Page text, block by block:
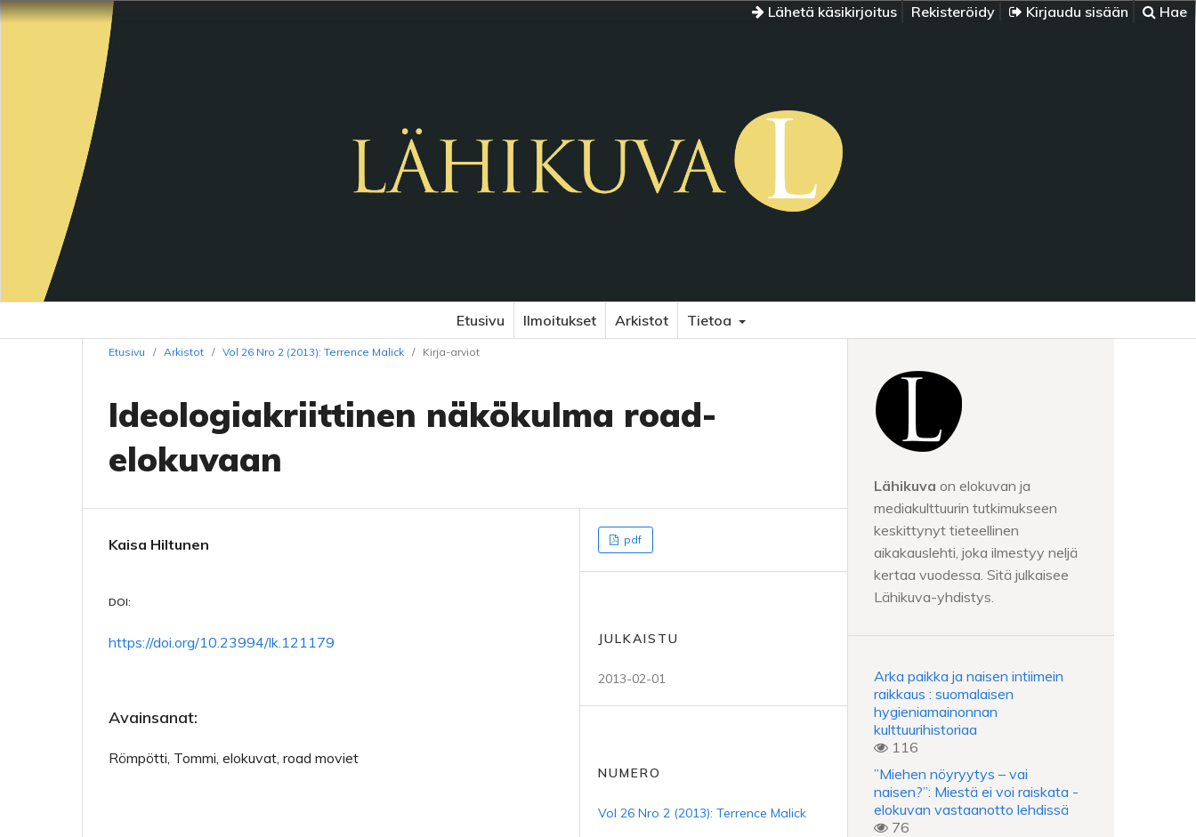
Lähetä käsikirjoitus Rekisteröidy Kirjaudu sisään Hae
Etusivu Ilmoitukset Arkistot Tietoa
Etusivu / Arkistot / Vol 26 Nro 2 (2013): Terrence Malick / Kirja-arviot
Ideologiakriittinen näkökulma road-
elokuvaan
Kaisa Hiltunen
DOI:
https://doi.org/10.23994/lk.121179
Avainsanat:
Römpötti, Tommi, elokuvat, road moviet
pdf
JULKAISTU
2013-02-01
NUMERO
Vol 26 Nro 2 (2013): Terrence Malick
Lähikuva on elokuvan ja
mediakulttuurin tutkimukseen
keskittynyt tieteellinen
aikakauslehti, joka ilmestyy neljä
kertaa vuodessa. Sitä julkaisee
Lähikuva-yhdistys.
Arka paikka ja naisen intiimein
raikkaus : suomalaisen
hygieniamainonnan
kulttuurihistoriaa
116
”Miehen nöyryytys – vai
naisen?”: Miestä ei voi raiskata -
elokuvan vastaanotto lehdissä
76